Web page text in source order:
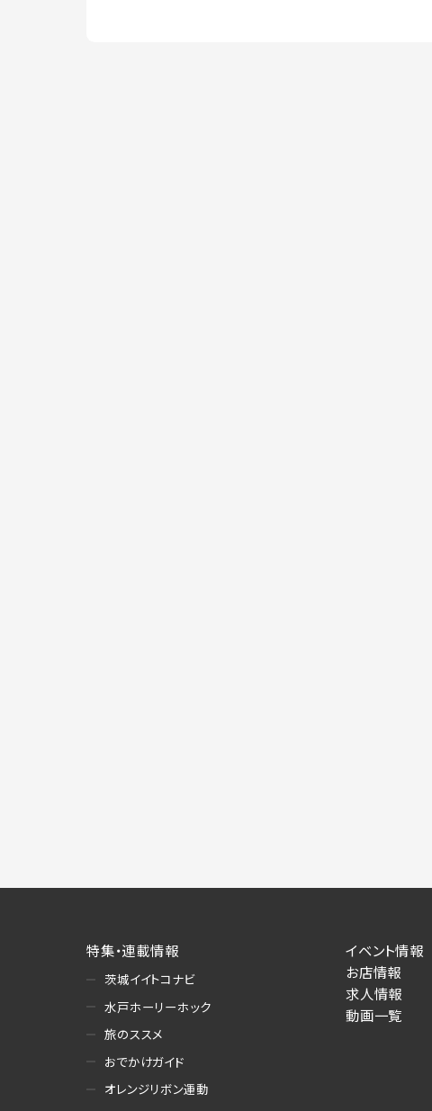
特集・連載情報
茨城イイトコナビ
水戸ホーリーホック
旅のススメ
おでかけガイド
オレンジリボン運動
イベント情報
お店情報
求人情報
動画一覧